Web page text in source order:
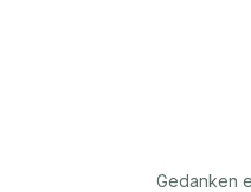
Gedanken